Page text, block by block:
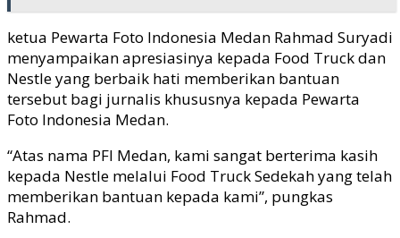
ketua Pewarta Foto Indonesia Medan Rahmad Suryadi
menyampaikan apresiasinya kepada Food Truck dan
Nestle yang berbaik hati memberikan bantuan
tersebut bagi jurnalis khususnya kepada Pewarta
Foto Indonesia Medan.
“Atas nama PFI Medan, kami sangat berterima kasih
kepada Nestle melalui Food Truck Sedekah yang telah
memberikan bantuan kepada kami”, pungkas
Rahmad.